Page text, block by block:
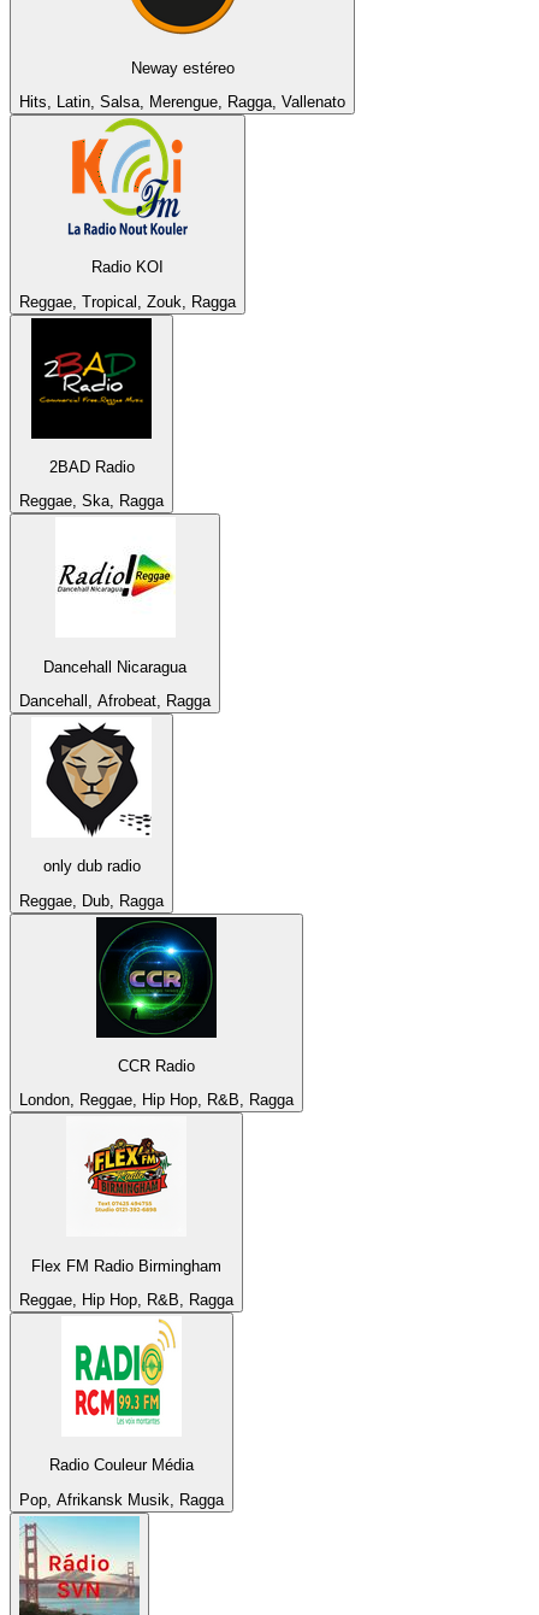
Neway estéreo
Hits, Latin, Salsa, Merengue, Ragga, Vallenato
Radio KOI
Reggae, Tropical, Zouk, Ragga
2BAD Radio
Reggae, Ska, Ragga
Dancehall Nicaragua
Dancehall, Afrobeat, Ragga
only dub radio
Reggae, Dub, Ragga
CCR Radio
London, Reggae, Hip Hop, R&B, Ragga
Flex FM Radio Birmingham
Reggae, Hip Hop, R&B, Ragga
Radio Couleur Média
Pop, Afrikansk Musik, Ragga